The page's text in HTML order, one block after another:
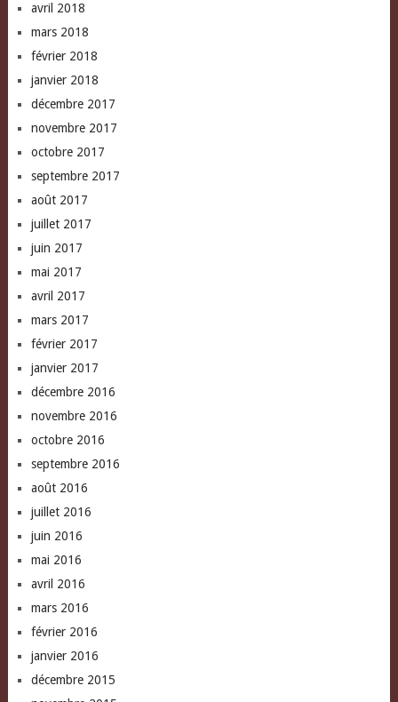
avril 2018
mars 2018
février 2018
janvier 2018
décembre 2017
novembre 2017
octobre 2017
septembre 2017
août 2017
juillet 2017
juin 2017
mai 2017
avril 2017
mars 2017
février 2017
janvier 2017
décembre 2016
novembre 2016
octobre 2016
septembre 2016
août 2016
juillet 2016
juin 2016
mai 2016
avril 2016
mars 2016
février 2016
janvier 2016
décembre 2015